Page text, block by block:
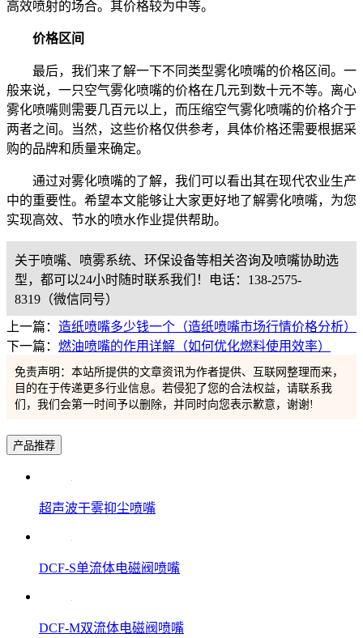
高效喷射的场合。其价格较为中等。
价格区间
最后，我们来了解一下不同类型雾化喷嘴的价格区间。一
般来说，一只空气雾化喷嘴的价格在几元到数十元不等。离心
雾化喷嘴则需要几百元以上，而压缩空气雾化喷嘴的价格介于
两者之间。当然，这些价格仅供参考，具体价格还需要根据采
购的品牌和质量来确定。
通过对雾化喷嘴的了解，我们可以看出其在现代农业生产
中的重要性。希望本文能够让大家更好地了解雾化喷嘴，为您
实现高效、节水的喷水作业提供帮助。
关于喷嘴、喷雾系统、环保设备等相关咨询及喷嘴协助选
型，都可以24小时随时联系我们！电话：138-2575-
8319（微信同号）
上一篇： 造纸喷嘴多少钱一个（造纸喷嘴市场行情价格分析）
下一篇： 燃油喷嘴的作用详解（如何优化燃料使用效率）
免责声明：本站所提供的文章资讯为作者提供、互联网整理而来，
目的在于传递更多行业信息。若侵犯了您的合法权益，请联系我
们，我们会第一时间予以删除，并同时向您表示歉意，谢谢!
产品推荐
超声波干雾抑尘喷嘴
DCF-S单流体电磁阀喷嘴
DCF-M双流体电磁阀喷嘴